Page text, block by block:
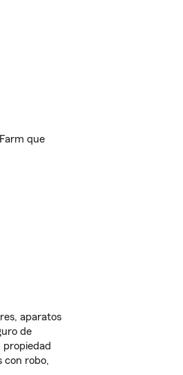
que
aparatos
de
propiedad
con robo,